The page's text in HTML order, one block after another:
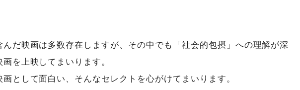
だ映画は多数存在しますが、その中でも「社会的包摂」への理解が深
を上映してまいります。
として面白い、そんなセレクトを心がけてまいります。